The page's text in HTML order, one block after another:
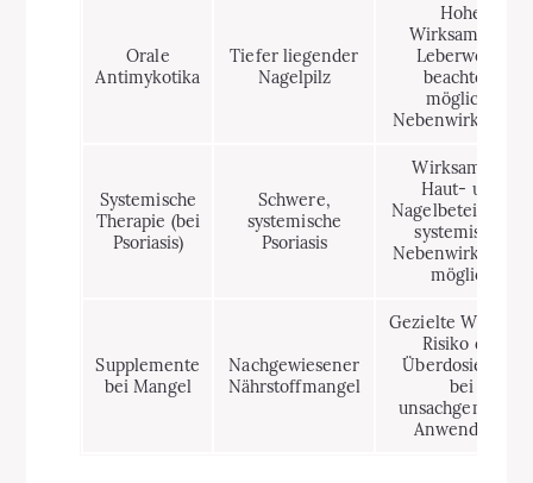
Orale
Antimykotika
Tiefer liegender
Nagelpilz
Hohe
Wirksamkeit;
Leberwerte
beachten,
mögliche
Nebenwirkungen
Systemische
Therapie (bei
Psoriasis)
Schwere,
systemische
Psoriasis
Wirksam bei
Haut- und
Nagelbeteiligung;
systemische
Nebenwirkungen
möglich
Supplemente
bei Mangel
Nachgewiesener
Nährstoffmangel
Gezielte Wirkung;
Risiko der
Überdosierung
bei
unsachgemäßer
Anwendung